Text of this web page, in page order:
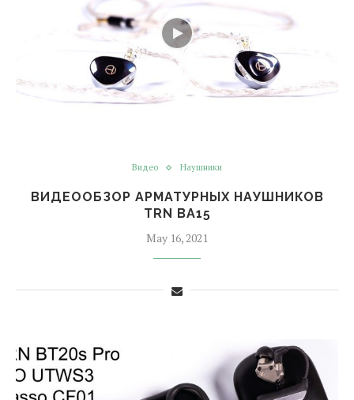
Видео Наушники
ВИДЕООБЗОР АРМАТУРНЫХ НАУШНИКОВ
TRN BA15
May 16, 2021